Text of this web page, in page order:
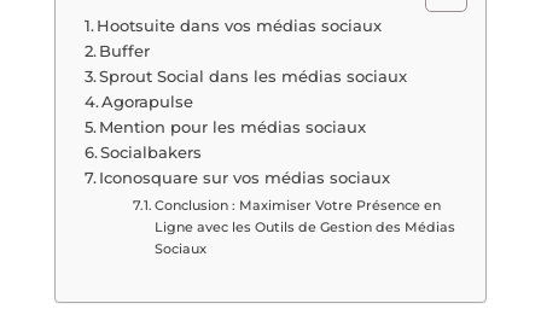
Hootsuite dans vos médias sociaux
Buffer
Sprout Social dans les médias sociaux
Agorapulse
Mention pour les médias sociaux
Socialbakers
Iconosquare sur vos médias sociaux
Conclusion : Maximiser Votre Présence en
Ligne avec les Outils de Gestion des Médias
Sociaux